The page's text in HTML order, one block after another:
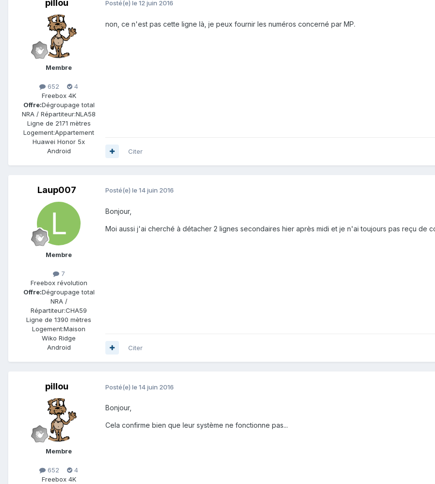
pillou
Membre
652
4
Freebox 4K
Offre:Dégroupage total
NRA / Répartiteur:NLA58
Ligne de 2171 mètres
Logement:Appartement
Huawei Honor 5x
Android
Posté(e) le 12 juin 2016
non, ce n'est pas cette ligne là, je peux fournir les numéros concerné par MP.
Citer
Laup007
Membre
7
Freebox révolution
Offre:Dégroupage total
NRA /
Répartiteur:CHA59
Ligne de 1390 mètres
Logement:Maison
Wiko Ridge
Android
Posté(e) le 14 juin 2016
Bonjour,
Moi aussi j'ai cherché à détacher 2 lignes secondaires hier après midi et je n'ai toujours pas reçu de
Citer
pillou
Membre
652
4
Freebox 4K
Posté(e) le 14 juin 2016
Bonjour,
Cela confirme bien que leur système ne fonctionne pas...